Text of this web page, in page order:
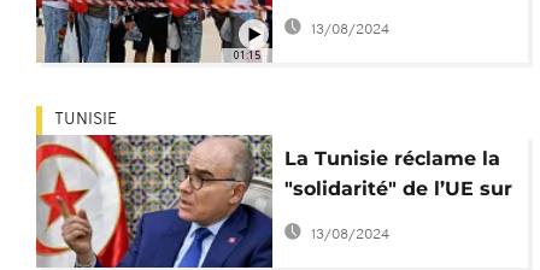
01:15
disparus dans un
naufrage
13/08/2024
TUNISIE
La Tunisie réclame la
"solidarité" de l’UE sur
la question migratoire
13/08/2024